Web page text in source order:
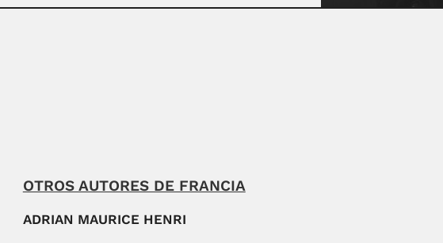
OTROS AUTORES DE FRANCIA
ADRIAN MAURICE HENRI